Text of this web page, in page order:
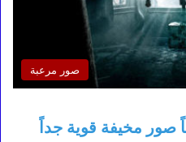
صور مرعبة